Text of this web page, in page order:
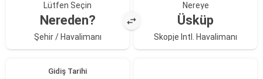
Lütfen Seçin
Nereden?
Şehir / Havalimanı
Nereye
Üsküp
Skopje Intl. Havalimanı
Gidiş Tarihi